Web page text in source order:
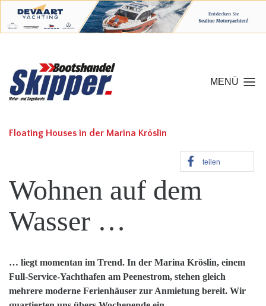
MENÜ
Floating Houses in der Marina Kröslin
teilen
Wohnen auf dem
Wasser …
… liegt momentan im Trend. In der Marina Kröslin, einem
Full-Service-Yachthafen am Peenestrom, stehen gleich
mehrere moderne Ferienhäuser zur Anmietung bereit. Wir